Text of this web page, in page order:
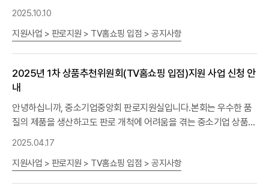
발굴하여TV홈쇼핑 방송입점을 지원하고자 하오니 관심있는 기업의
산 중소기업 *노란우산공제가입자 (접수 마감일('25.11.7) 기준, 장
쇼핑 생방송 50분 진행(1회) 우대 수수료 : 전화 주문 8%, 모바일 주
문 22%(일반 홈쇼핑 방송 시 수수료는 대략 30~35% 범위에서 산
정) - 방송비용(SO비용, 스튜디오 제작비용) 무료 * 상품판매에 따라
발생하는 변동비(택배 비용 등)는 업체 직접 부담ㅇ 신청기간 : ~ 11.
7(금) 18시까지ㅇ 제출서류 - 신청서 [서식1] - 개인정보동의서 [서
바로가기 ㅇ 사업절차 공고·접수▶(1차)서류심사▶(2차)MD상담회
2025.10.10
지원사업 > 판로지원 > TV홈쇼핑 입점 > 공지사항
2025년 1차 상품추천위원회(TV홈쇼핑 입점)지원 사업 신청 안
내
안녕하십니까, 중소기업중앙회 판로지원실입니다.본회는 우수한 품
질의 제품을 생산하고도 판로 개척에 어려움을 겪는 중소기업 상품을
발굴하여TV홈쇼핑 방송입점을 지원하고자 하오니 관심있는 기업의
산 중소기업 *노란우산공제가입자 (접수 마감일('25.5.8) 기준, 장
2025.04.17
지원사업 > 판로지원 > TV홈쇼핑 입점 > 공지사항